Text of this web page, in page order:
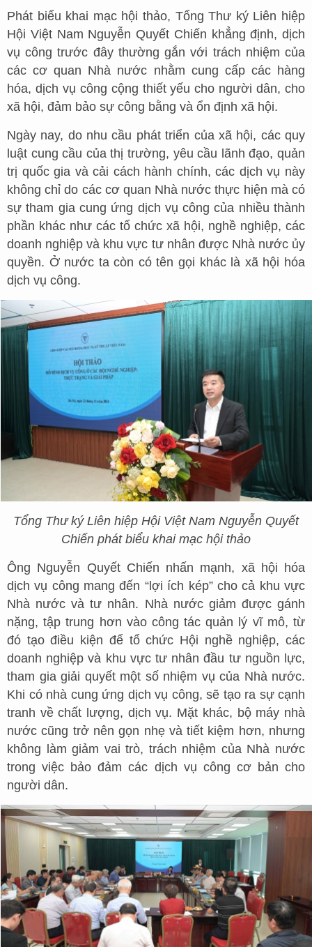
Phát biểu khai mạc hội thảo, Tổng Thư ký Liên hiệp
Hội Việt Nam Nguyễn Quyết Chiến khẳng định, dịch
vụ công trước đây thường gắn với trách nhiệm của
các cơ quan Nhà nước nhằm cung cấp các hàng
hóa, dịch vụ công cộng thiết yếu cho người dân, cho
xã hội, đảm bảo sự công bằng và ổn định xã hội.
Ngày nay, do nhu cầu phát triển của xã hội, các quy
luật cung cầu của thị trường, yêu cầu lãnh đạo, quản
trị quốc gia và cải cách hành chính, các dịch vụ này
không chỉ do các cơ quan Nhà nước thực hiện mà có
sự tham gia cung ứng dịch vụ công của nhiều thành
phần khác như các tổ chức xã hội, nghề nghiệp, các
doanh nghiệp và khu vực tư nhân được Nhà nước ủy
quyền. Ở nước ta còn có tên gọi khác là xã hội hóa
dịch vụ công.
Tổng Thư ký Liên hiệp Hội Việt Nam Nguyễn Quyết
Chiến phát biểu khai mạc hội thảo
Ông Nguyễn Quyết Chiến nhấn mạnh, xã hội hóa
dịch vụ công mang đến “lợi ích kép” cho cả khu vực
Nhà nước và tư nhân. Nhà nước giảm được gánh
nặng, tập trung hơn vào công tác quản lý vĩ mô, từ
đó tạo điều kiện để tổ chức Hội nghề nghiệp, các
doanh nghiệp và khu vực tư nhân đầu tư nguồn lực,
tham gia giải quyết một số nhiệm vụ của Nhà nước.
Khi có nhà cung ứng dịch vụ công, sẽ tạo ra sự cạnh
tranh về chất lượng, dịch vụ. Mặt khác, bộ máy nhà
nước cũng trở nên gọn nhẹ và tiết kiệm hơn, nhưng
không làm giảm vai trò, trách nhiệm của Nhà nước
trong việc bảo đảm các dịch vụ công cơ bản cho
người dân.